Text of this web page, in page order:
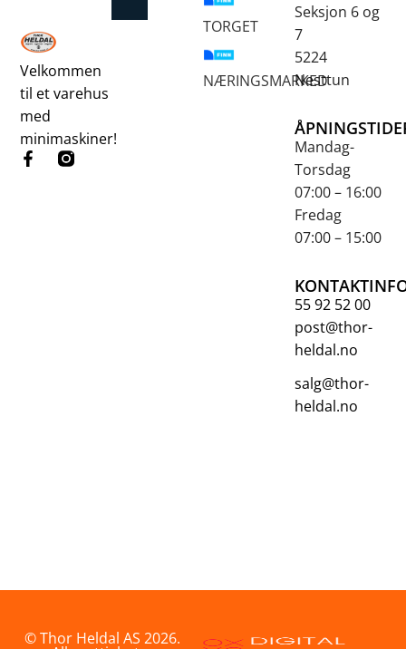
Velkommen
til et varehus
med
minimaskiner!
Seksjon 6 og
7
5224
Nesttun
Mandag-
Torsdag
07:00 – 16:00
Fredag
07:00 – 15:00
55 92 52 00
post@thor-
heldal.no
salg@thor-
heldal.no
TORGET
NÆRINGSMARKED
© Thor Heldal AS 2026.